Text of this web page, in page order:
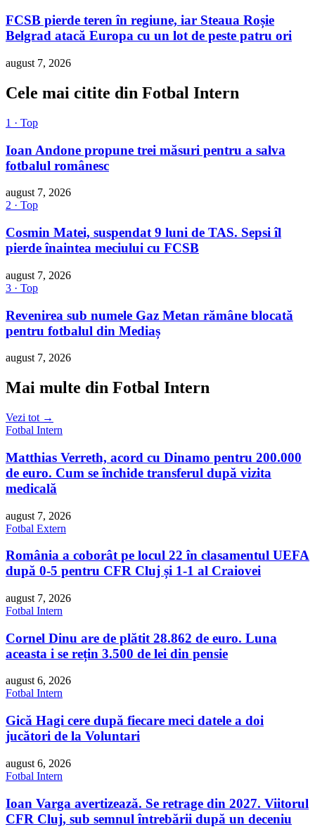
FCSB pierde teren în regiune, iar Steaua Roșie
Belgrad atacă Europa cu un lot de peste patru ori
august 7, 2026
Cele mai citite din Fotbal Intern
1 · Top
Ioan Andone propune trei măsuri pentru a salva
fotbalul românesc
august 7, 2026
2 · Top
Cosmin Matei, suspendat 9 luni de TAS. Sepsi îl
pierde înaintea meciului cu FCSB
august 7, 2026
3 · Top
Revenirea sub numele Gaz Metan rămâne blocată
pentru fotbalul din Mediaș
august 7, 2026
Mai multe din Fotbal Intern
Vezi tot →
Fotbal Intern
Matthias Verreth, acord cu Dinamo pentru 200.000
de euro. Cum se închide transferul după vizita
medicală
august 7, 2026
Fotbal Extern
România a coborât pe locul 22 în clasamentul UEFA
după 0-5 pentru CFR Cluj și 1-1 al Craiovei
august 7, 2026
Fotbal Intern
Cornel Dinu are de plătit 28.862 de euro. Luna
aceasta i se rețin 3.500 de lei din pensie
august 6, 2026
Fotbal Intern
Gică Hagi cere după fiecare meci datele a doi
jucători de la Voluntari
august 6, 2026
Fotbal Intern
Ioan Varga avertizează. Se retrage din 2027. Viitorul
CFR Cluj, sub semnul întrebării după un deceniu